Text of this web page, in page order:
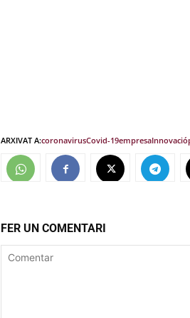
ARXIVAT A:coronavirusCovid-19empresaInnovació
FER UN COMENTARI